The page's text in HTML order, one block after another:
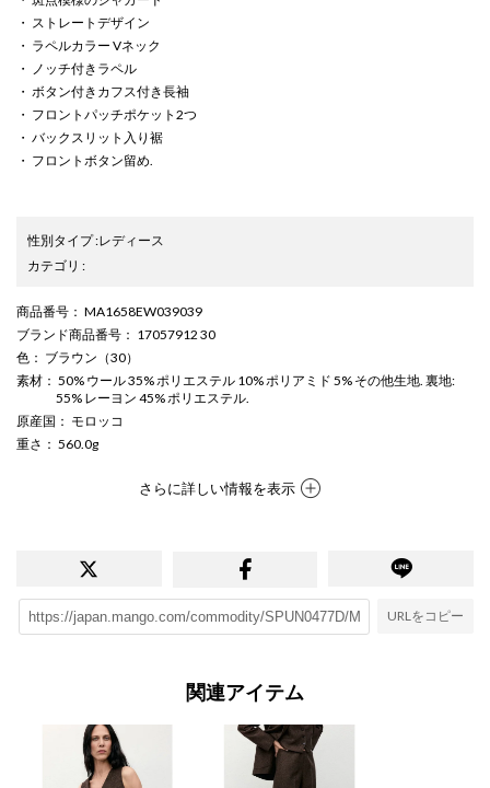
・ ストレートデザイン
・ ラペルカラー Vネック
・ ノッチ付きラペル
・ ボタン付きカフス付き長袖
・ フロントパッチポケット2つ
・ バックスリット入り裾
・ フロントボタン留め.
性別タイプ:レディース
カテゴリ :
商品番号 ： MA1658EW039039
ブランド商品番号 ： 17057912 30
色 ： ブラウン（30）
素材 ： 50% ウール 35% ポリエステル 10% ポリアミド 5% その他生地. 裏地:
55% レーヨン 45% ポリエステル.
原産国 ： モロッコ
重さ ： 560.0g
さらに詳しい情報を表示
URLをコピー
関連アイテム